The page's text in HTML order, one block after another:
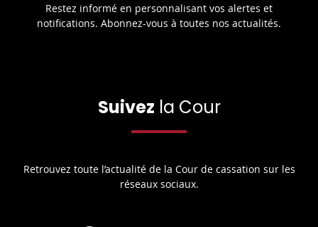
Restez informé en personnalisant vos alertes et
notifications. Abonnez-vous à toutes nos actualités.
Suivez la Cour
Retrouvez toute l’actualité de la Cour de cassation sur les
réseaux sociaux.